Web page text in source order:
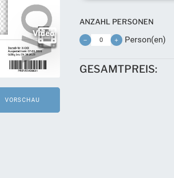
VORSCHAU
ANZAHL PERSONEN
− + Person(en)
GESAMTPREIS: